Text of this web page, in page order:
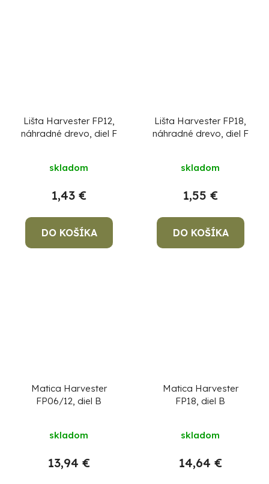
Lišta Harvester FP12,
náhradné drevo, diel F
skladom
1,43 €
DO KOŠÍKA
Lišta Harvester FP18,
náhradné drevo, diel F
skladom
1,55 €
DO KOŠÍKA
Matica Harvester
FP06/12, diel B
skladom
13,94 €
Matica Harvester
FP18, diel B
skladom
14,64 €